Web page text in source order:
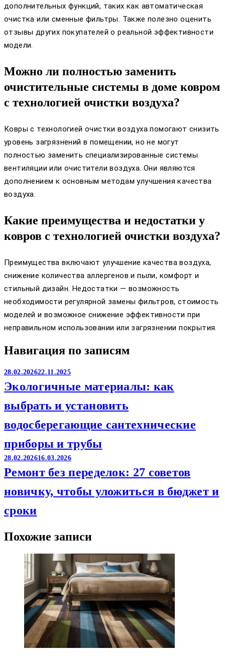
дополнительных функций, таких как автоматическая
очистка или сменные фильтры. Также полезно оценить
отзывы других покупателей о реальной эффективности
модели.
Можно ли полностью заменить
очистительные системы в доме ковром
с технологией очистки воздуха?
Ковры с технологией очистки воздуха помогают снизить
уровень загрязнений в помещении, но не могут
полностью заменить специализированные системы
вентиляции или очистители воздуха. Они являются
дополнением к основным методам улучшения качества
воздуха.
Какие преимущества и недостатки у
ковров с технологией очистки воздуха?
Преимущества включают улучшение качества воздуха,
снижение количества аллергенов и пыли, комфорт и
стильный дизайн. Недостатки — возможность
необходимости регулярной замены фильтров, стоимость
моделей и возможное снижение эффективности при
неправильном использовании или загрязнении покрытия.
Навигация по записям
28.02.202622.11.2025
Экологичные материалы: как
выбрать и установить
водосберегающие сантехнические
приборы и трубы
28.02.202616.03.2026
Ремонт без переделок: 27 советов
новичку, чтобы уложиться в бюджет и
сроки
Похожие записи